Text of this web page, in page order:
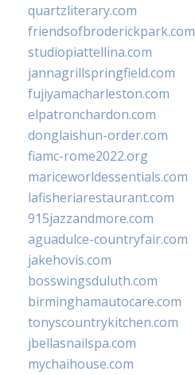
quartzliterary.com
friendsofbroderickpark.com
studiopiattellina.com
jannagrillspringfield.com
fujiyamacharleston.com
elpatronchardon.com
donglaishun-order.com
fiamc-rome2022.org
mariceworldessentials.com
lafisheriarestaurant.com
915jazzandmore.com
aguadulce-countryfair.com
jakehovis.com
bosswingsduluth.com
birminghamautocare.com
tonyscountrykitchen.com
jbellasnailspa.com
mychaihouse.com